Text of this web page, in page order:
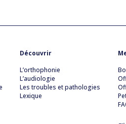
Découvrir
L’orthophonie
L’audiologie
Les troubles et pathologies
Lexique